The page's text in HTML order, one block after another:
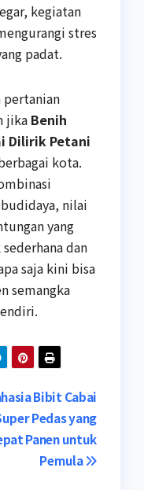
kegiatan
stres
padat.
pertanian
jika Benih
Dilirik Petani
kota.
nilai
yang
dan
saja kini bisa
semangka
Bibit Cabai
Pedas yang
Panen untuk
Pemula